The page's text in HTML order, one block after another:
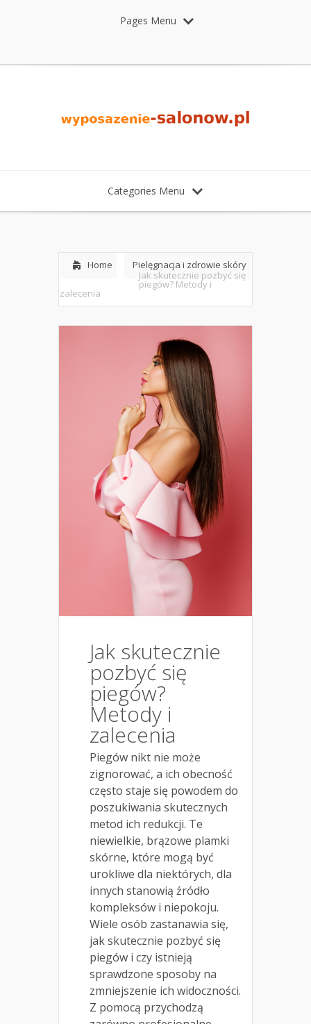
Pages Menu
Categories Menu
Home
Pielęgnacja i zdrowie skóry
Jak skutecznie pozbyć się
piegów? Metody i
zalecenia
Jak skutecznie
pozbyć się
piegów?
Metody i
zalecenia
Piegów nikt nie może
zignorować, a ich obecność
często staje się powodem do
poszukiwania skutecznych
metod ich redukcji. Te
niewielkie, brązowe plamki
skórne, które mogą być
urokliwe dla niektórych, dla
innych stanowią źródło
kompleksów i niepokoju.
Wiele osób zastanawia się,
jak skutecznie pozbyć się
piegów i czy istnieją
sprawdzone sposoby na
zmniejszenie ich widoczności.
Z pomocą przychodzą